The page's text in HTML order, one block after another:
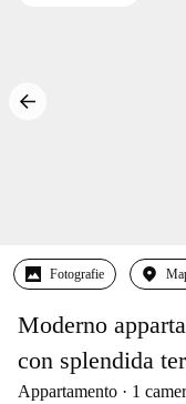
Fotografie
Moderno
con splendida
Appartamento 1